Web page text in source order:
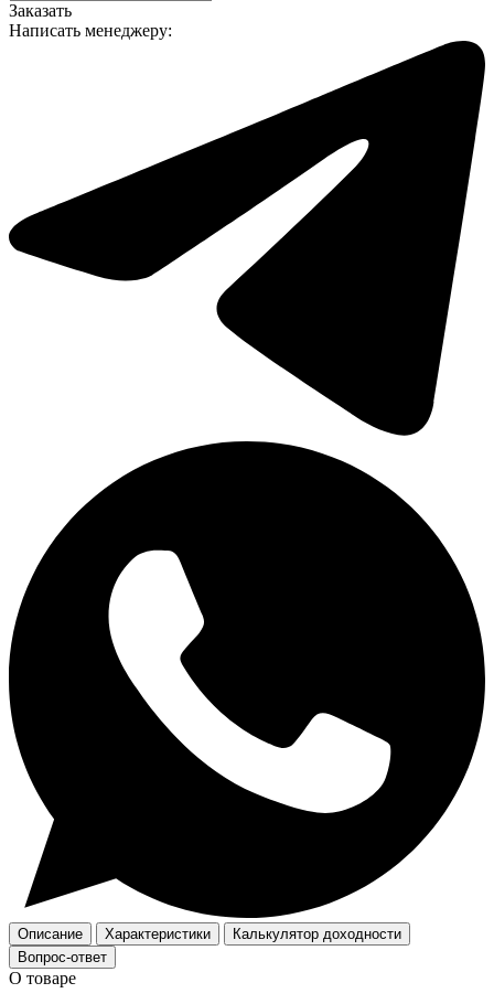
Заказать
Написать менеджеру:
Описание Характеристики
Калькулятор доходности
Вопрос-ответ
О товаре